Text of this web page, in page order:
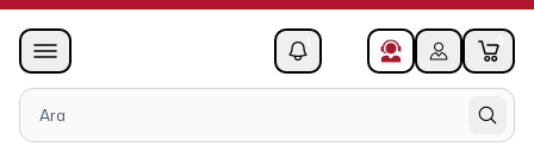
0